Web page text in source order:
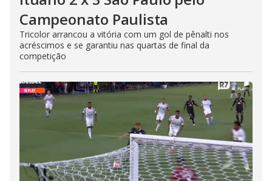
Campeonato Paulista
Tricolor arrancou a vitória com um gol de pênalti nos
acréscimos e se garantiu nas quartas de final da
competição